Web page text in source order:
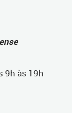
9h às 19h